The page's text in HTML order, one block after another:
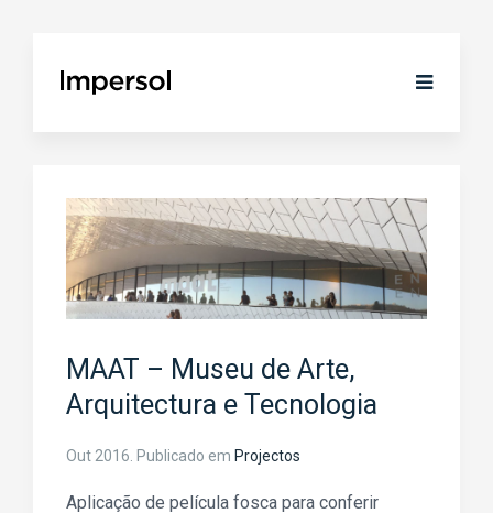
MAAT – Museu de Arte,
Arquitectura e Tecnologia
Out 2016 . Publicado em Projectos
Aplicação de película fosca para conferir